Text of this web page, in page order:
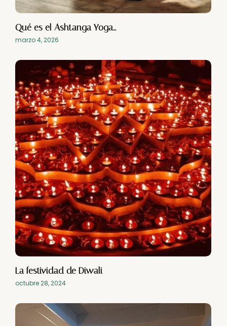
Qué es el Ashtanga Yoga…
marzo 4, 2026
La festividad de Diwali
octubre 28, 2024